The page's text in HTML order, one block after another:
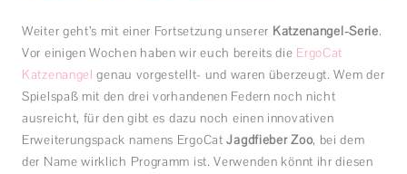
Weiter geht’s mit einer Fortsetzung unserer Katzenangel-Serie.
Vor einigen Wochen haben wir euch bereits die ErgoCat
Katzenangel genau vorgestellt- und waren überzeugt. Wem der
Spielspaß mit den drei vorhandenen Federn noch nicht
ausreicht, für den gibt es dazu noch einen innovativen
Erweiterungspack namens ErgoCatJagdfieber Zoo, bei dem
der Name wirklich Programm ist. Verwenden könnt ihr diesen